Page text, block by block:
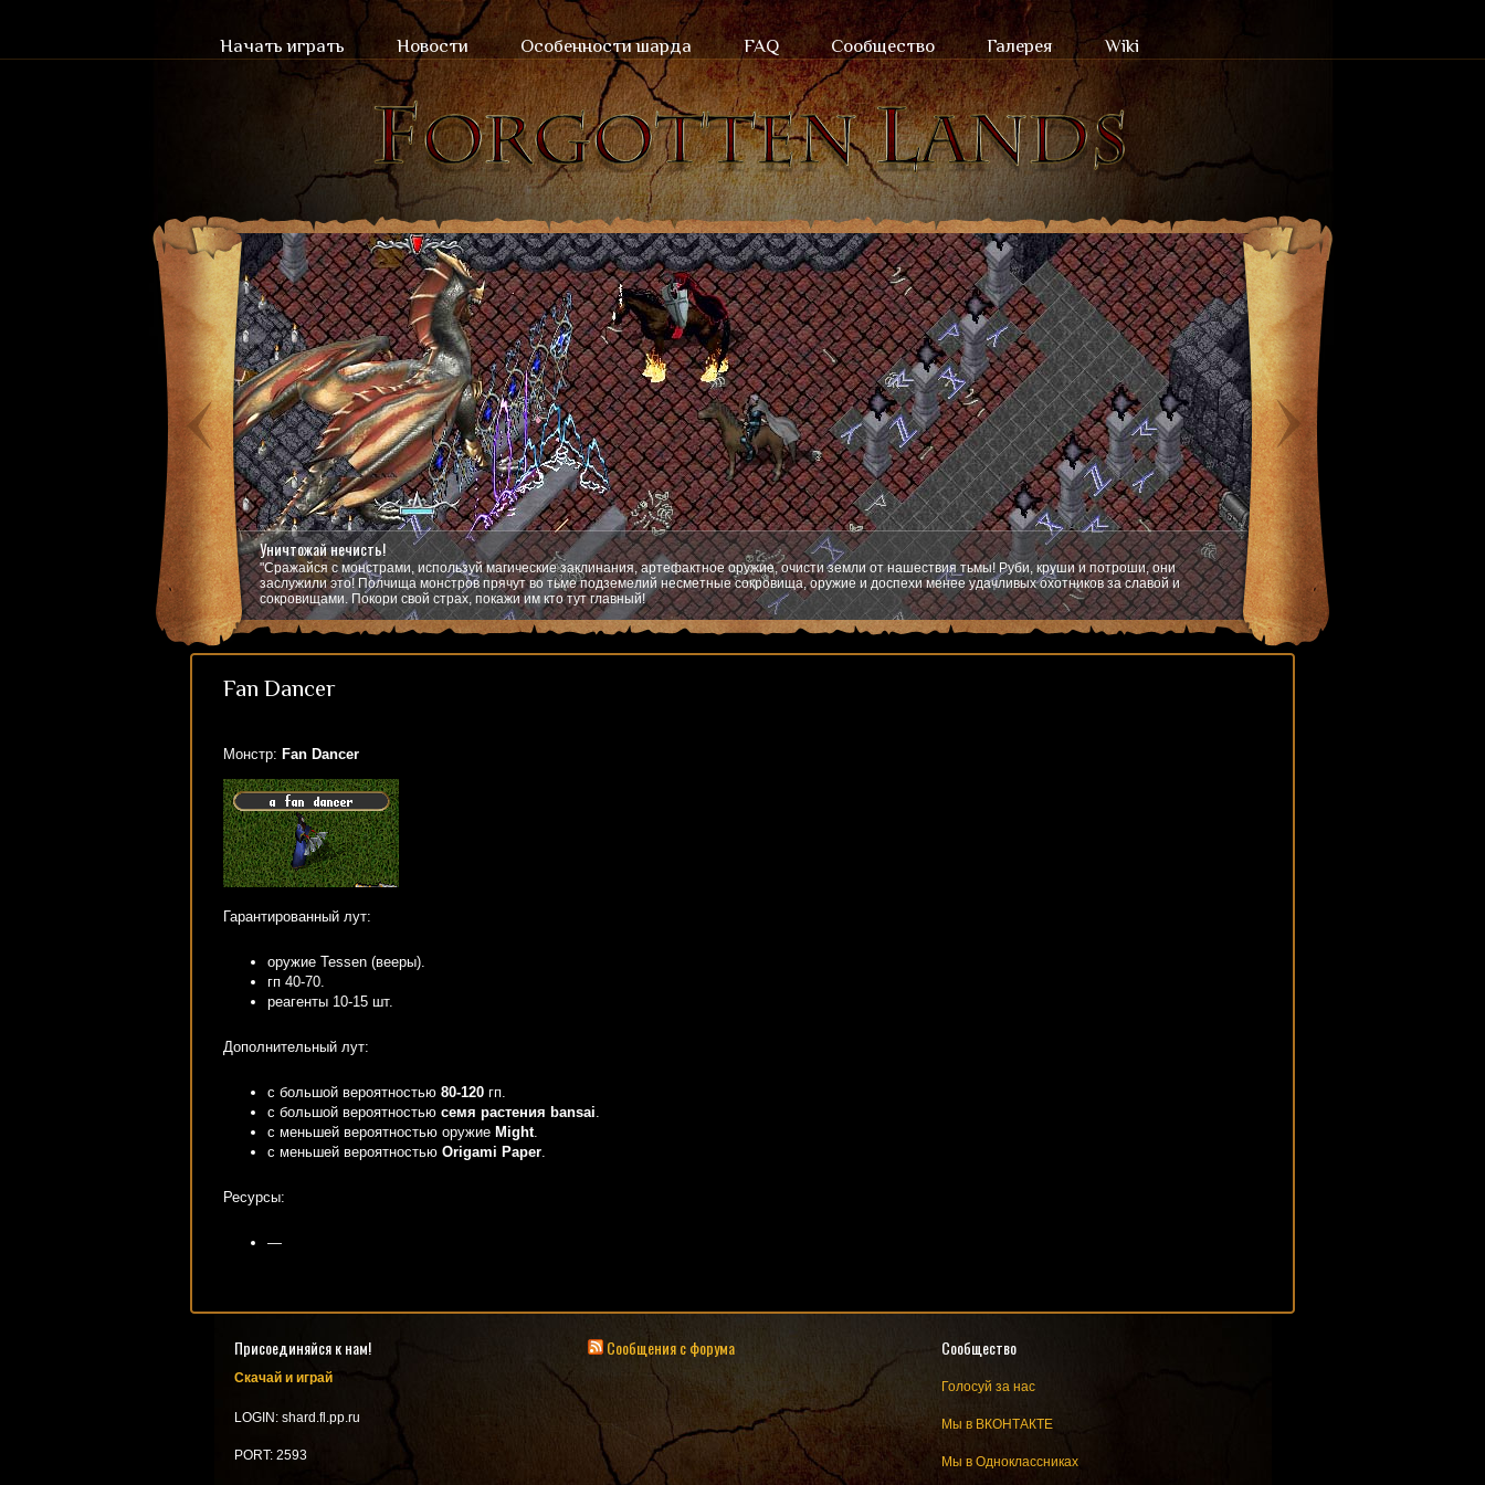
Начать играть Новости Особенности шарда FAQ Сообщество Галерея Wiki
Уничтожай нечисть!
"Сражайся с монстрами, используй магические заклинания, артефактное оружие, очисти земли от нашествия тьмы! Руби, круши и потроши, они
заслужили это! Полчища монстров прячут во тьме подземелий несметные сокровища, оружие и доспехи менее удачливых охотников за славой и
сокровищами. Покори свой страх, покажи им кто тут главный!
Fan Dancer
Монстр: Fan Dancer
Гарантированный лут:
оружие Tessen (вееры).
гп 40-70.
реагенты 10-15 шт.
Дополнительный лут:
с большой вероятностью 80-120 гп.
с большой вероятностью семя растения bansai.
с меньшей вероятностью оружие Might.
с меньшей вероятностью Origami Paper.
Ресурсы:
—
Присоединяйся к нам!
Скачай и играй
LOGIN: shard.fl.pp.ru
PORT: 2593
Сообщения с форума Сообщество
Голосуй за нас
Мы в ВКОНТАКТЕ
Мы в Одноклассниках